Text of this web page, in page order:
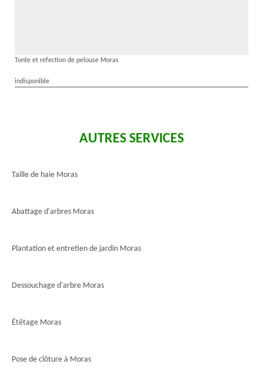
Tonte et refection de pelouse Moras
indisponible
AUTRES SERVICES
Taille de haie Moras
Abattage d'arbres Moras
Plantation et entretien de jardin Moras
Dessouchage d'arbre Moras
Étêtage Moras
Pose de clôture à Moras